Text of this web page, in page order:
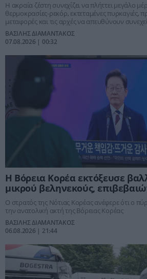
Η ακραία ζέστη συνεχίζει να πλήττει μεγάλο
θερμοκρασίες-ρεκόρ, εκτεταμένες πυρκαγιές,
μεταφορές και τις αρχές να απευθύνουν
τους πολίτες.
ΒΑΣΙΛΗΣ ΔΙΑΜΑΝΤΑΚΟΣ
07.08.2026 | 00:32
Η Βόρεια Κορέα εκτόξευσε
μικρού βεληνεκούς,
Ο στρατός της Νότιας Κορέας ανέφερε ότι ο
την ανατολική ακτή της Βόρειας Κορέας
ΒΑΣΙΛΗΣ ΔΙΑΜΑΝΤΑΚΟΣ
06.08.2026 | 21:44